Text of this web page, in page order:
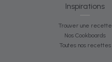
Inspirations
Trouver une recette
Nos Cookboards
Toutes nos recettes